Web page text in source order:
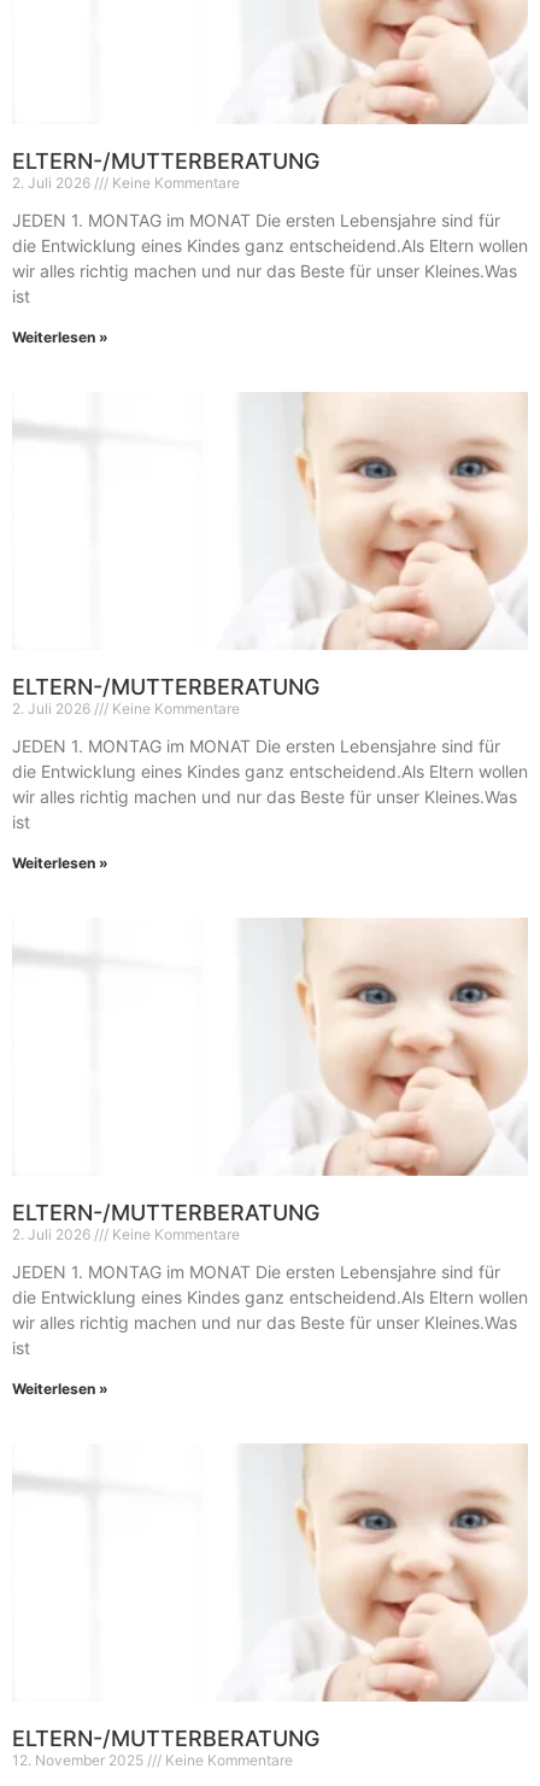
ELTERN-/MUTTERBERATUNG
2. Juli 2026 Keine Kommentare
JEDEN 1. MONTAG im MONAT Die ersten Lebensjahre sind für
die Entwicklung eines Kindes ganz entscheidend.Als Eltern wollen
wir alles richtig machen und nur das Beste für unser Kleines.Was
ist
Weiterlesen »
ELTERN-/MUTTERBERATUNG
2. Juli 2026 Keine Kommentare
JEDEN 1. MONTAG im MONAT Die ersten Lebensjahre sind für
die Entwicklung eines Kindes ganz entscheidend.Als Eltern wollen
wir alles richtig machen und nur das Beste für unser Kleines.Was
ist
Weiterlesen »
ELTERN-/MUTTERBERATUNG
2. Juli 2026 Keine Kommentare
JEDEN 1. MONTAG im MONAT Die ersten Lebensjahre sind für
die Entwicklung eines Kindes ganz entscheidend.Als Eltern wollen
wir alles richtig machen und nur das Beste für unser Kleines.Was
ist
Weiterlesen »
ELTERN-/MUTTERBERATUNG
12. November 2025 Keine Kommentare